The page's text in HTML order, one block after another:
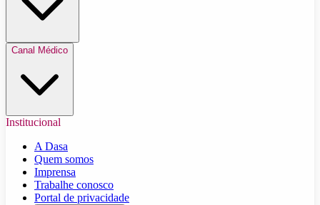
Canal Médico
Institucional
A Dasa
Quem somos
Imprensa
Trabalhe conosco
Portal de privacidade